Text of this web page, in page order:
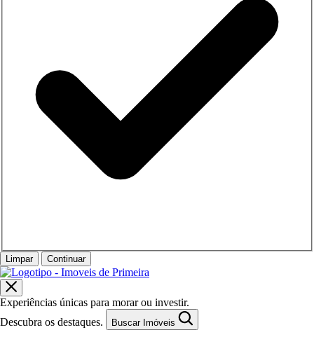
Limpar Continuar
Experiências únicas para morar ou investir.
Descubra os destaques.
Buscar Imóveis